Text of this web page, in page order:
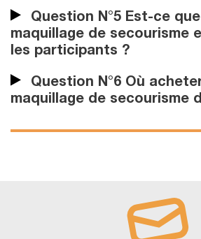
Question N°5 Est-ce
maquillage de secourisme
les participants ?
Question N°6 Où
maquillage de secourisme